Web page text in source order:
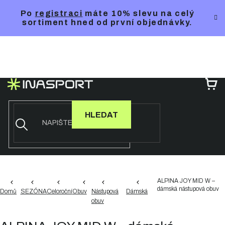
Po registraci máte 10% slevu na celý
sortiment hned od první objednávky.
HLEDAT
Domů SEZÓNACeloročníObuv
Nástupová
obuv
Dámská
ALPINA JOY MID W –
dámská nástupová obuv